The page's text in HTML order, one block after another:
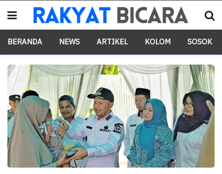
BERANDA NEWS ARTIKEL KOLOM SOSOK